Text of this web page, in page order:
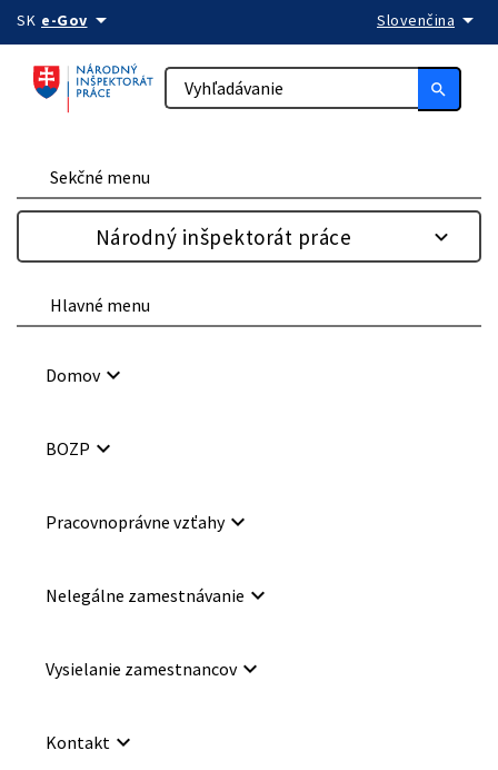
Preskočiť na obsah
SK e-Govarrow_drop_down Slovenčina arrow_drop_down
search
Sekčné menu
Národný inšpektorát práce
Hlavné menu
Domovkeyboard_arrow_down
BOZP keyboard_arrow_down
Pracovnoprávne vzťahykeyboard_arrow_down
Nelegálne zamestnávanie keyboard_arrow_down
Vysielanie zamestnancovkeyboard_arrow_down
Kontakt keyboard_arrow_down